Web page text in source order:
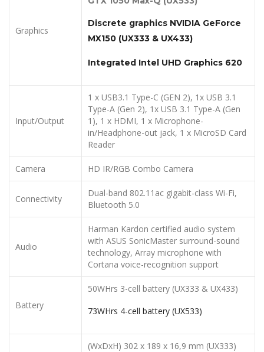
Graphics
Discrete graphics NVIDIA GeForce
MX150 (UX333 & UX433)
Integrated Intel UHD Graphics 620
Input/Output
1 x USB3.1 Type-C (GEN 2), 1x USB 3.1
Type-A (Gen 2), 1x USB 3.1 Type-A (Gen
1), 1 x HDMI, 1 x Microphone-
in/Headphone-out jack, 1 x MicroSD Card
Reader
Camera HD IR/RGB Combo Camera
Connectivity
Dual-band 802.11ac gigabit-class Wi-Fi,
Bluetooth 5.0
Audio
Harman Kardon certified audio system
with ASUS SonicMaster surround-sound
technology, Array microphone with
Cortana voice-recognition support
Battery
50WHrs 3-cell battery (UX333 & UX433)
73WHrs 4-cell battery (UX533)
(WxDxH) 302 x 189 x 16,9 mm (UX333)